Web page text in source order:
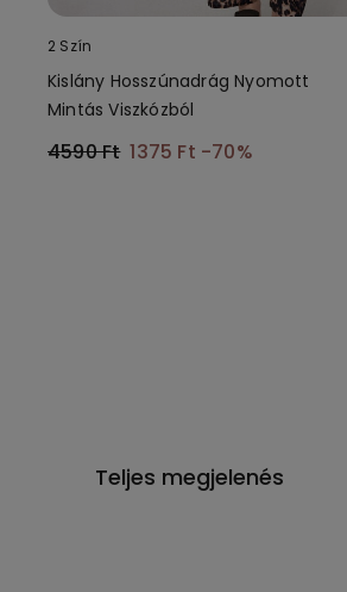
2 Szín
Kislány Hosszúnadrág Nyomott
Mintás Viszkózból
4590 Ft 1375 Ft -70%
Teljes megjelenés